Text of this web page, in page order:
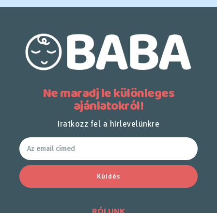
Ne maradj le különleges
ajánlatokról!
Iratkozz fel a hírlevelünkre
Küldés